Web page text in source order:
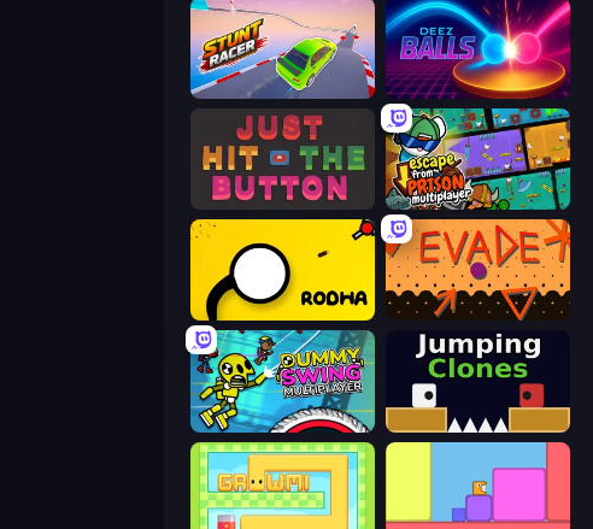
Stunt Racer Deez Balls
Just Hit the Button Escape From Prison Multiplayer
Rodha Evade
Crazy Dummy Swing Multiplayer Jumping Clones